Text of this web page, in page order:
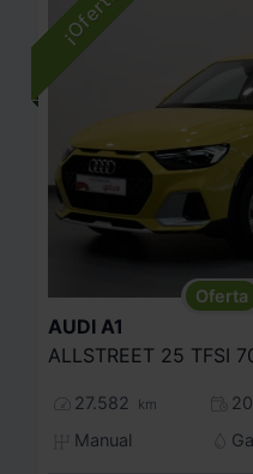
AUDI A1
ALLSTREET 25 TFSI
27.582 km
Manual